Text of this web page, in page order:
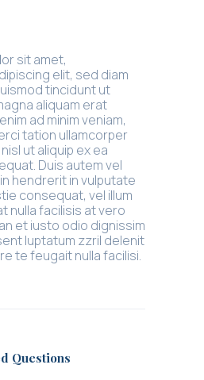
sit amet,
elit, sed diam
tincidunt ut
aliquam erat
ad minim veniam,
tation ullamcorper
ut aliquip ex ea
Duis autem vel
hendrerit in vulputate
consequat, vel illum
nulla facilisis at vero
et iusto odio dignissim
luptatum zzril delenit
te feugait nulla facilisi.
Questions